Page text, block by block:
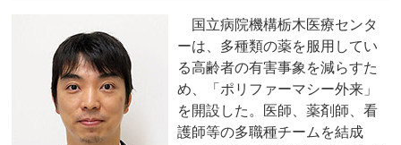
国立病院機構栃木医療センタ
ーは、多種類の薬を服用してい
る高齢者の有害事象を減らすた
め、「ポリファーマシー外来」
を開設した。医師、薬剤師、看
護師等の多職種チームを結成